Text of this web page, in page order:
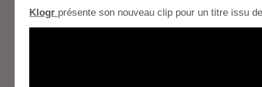
Klogr présente son nouveau clip pour un titre issu